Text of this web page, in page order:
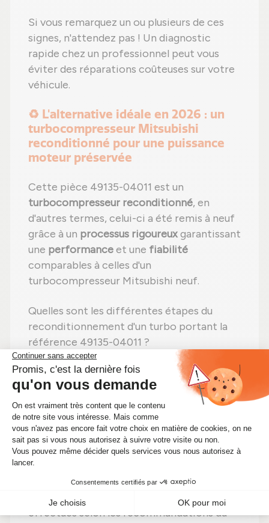
Si vous remarquez un ou plusieurs de ces
signes, n'attendez pas ! Un diagnostic
rapide chez un professionnel peut vous
éviter des réparations coûteuses sur votre
véhicule.
♻️ L'alternative idéale en 2026 : un
turbocompresseur Mitsubishi
reconditionné pour une puissance
moteur préservée
Cette pièce 49135-04011 est un
turbocompresseur reconditionné, en
d'autres termes, celui-ci a été remis à neuf
grâce à un processus rigoureuxgarantissant
une performanceet une fiabilité
comparables à celles d'un
turbocompresseur Mitsubishi neuf.
Quelles sont les différentes étapes du
reconditionnement d'un turbo portant la
référence 49135-04011 ?
Étape 1 :Démontage total pour une
vérification complète ;
Étape 2 : Nettoyage professionnelpour
éliminer toute impureté ;
Étape 3 :Contrôle détailléde chaque
composant ;
par des pièces neuves ;
Étape 5 :
avec des réglages
effectués selon les recommandations du